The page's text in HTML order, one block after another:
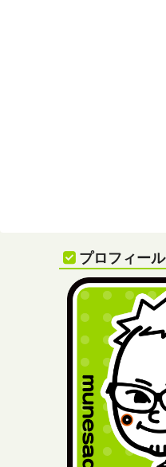
プロフィール